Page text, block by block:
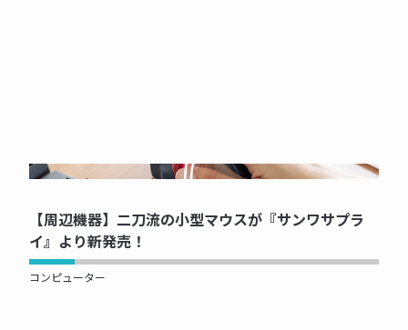
NOW PRINTING...
【周辺機器】二刀流の小型マウスが『サンワサプラ
イ』より新発売！
コンピューター